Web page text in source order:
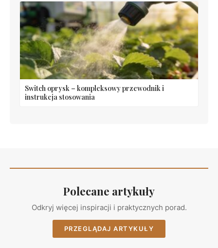
Switch oprysk – kompleksowy przewodnik i
instrukcja stosowania
Polecane artykuły
Odkryj więcej inspiracji i praktycznych porad.
PRZEGLĄDAJ ARTYKUŁY